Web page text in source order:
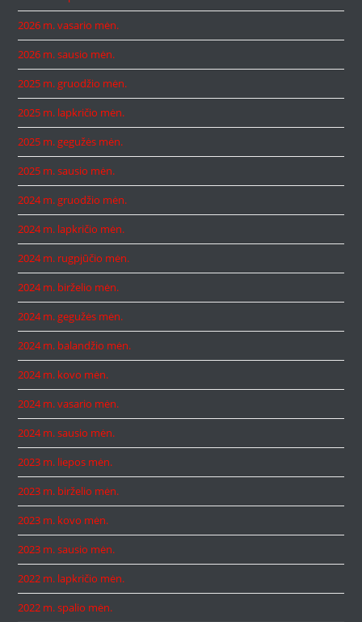
2026 m. vasario mėn.
2026 m. sausio mėn.
2025 m. gruodžio mėn.
2025 m. lapkričio mėn.
2025 m. gegužės mėn.
2025 m. sausio mėn.
2024 m. gruodžio mėn.
2024 m. lapkričio mėn.
2024 m. rugpjūčio mėn.
2024 m. birželio mėn.
2024 m. gegužės mėn.
2024 m. balandžio mėn.
2024 m. kovo mėn.
2024 m. vasario mėn.
2024 m. sausio mėn.
2023 m. liepos mėn.
2023 m. birželio mėn.
2023 m. kovo mėn.
2023 m. sausio mėn.
2022 m. lapkričio mėn.
2022 m. spalio mėn.